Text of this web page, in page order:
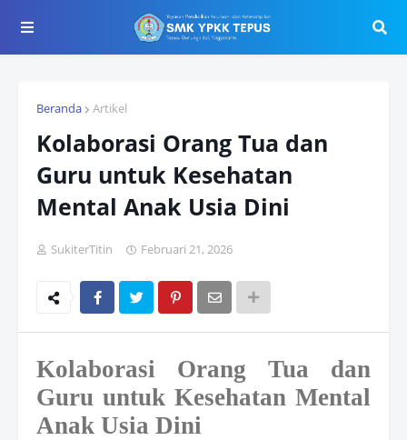
Beranda Artikel
Kolaborasi Orang Tua dan
Guru untuk Kesehatan
Mental Anak Usia Dini
SukiterTitin Februari 21, 2026
Kolaborasi
Orang Tua dan
Guru untuk Kesehatan Mental
Anak Usia Dini